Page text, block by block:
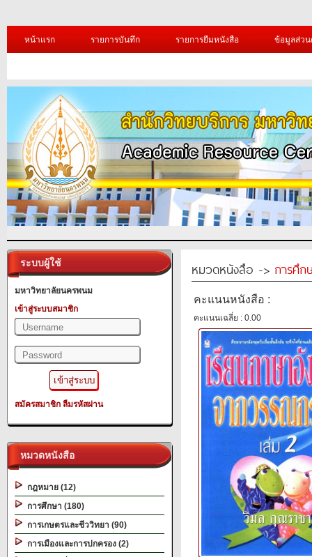
หน้าแรก รายการบันทึก รายการยืมหนังสือ ข้อมูลส่ว
ระบบผู้ใช้
มหาวิทยาลัยนครพนม
เข้าสู่ระบบสมาชิก
สมัครสมาชิก ลืมรหัสผ่าน
หมวดหนังสือ
กฎหมาย (12)
การศึกษา (180)
การเกษตรและชีววิทยา (90)
การเมืองและการปกครอง (2)
หมวดหนังสือ -> การศึก
คะแนนหนังสือ :
คะแนนเฉลี่ย : 0.00